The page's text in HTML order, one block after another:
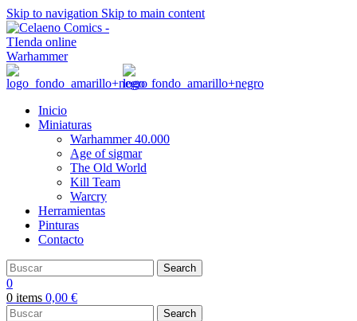
Skip to navigation Skip to main content
Inicio
Miniaturas
Warhammer 40.000
Age of sigmar
The Old World
Kill Team
Warcry
Herramientas
Pinturas
Contacto
Search
0
0 items 0,00 €
Search